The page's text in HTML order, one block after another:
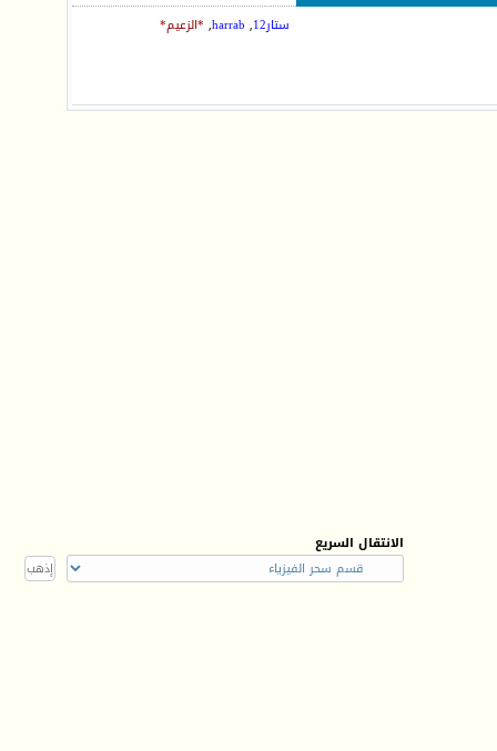
ستار12 ,
harrab
, *الزعيم*
الانتقال السريع